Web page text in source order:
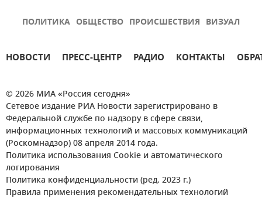
ПОЛИТИКА ОБЩЕСТВО ПРОИСШЕСТВИЯ ВИЗУАЛ
НОВОСТИ ПРЕСС-ЦЕНТР РАДИО КОНТАКТЫ
© 2026 МИА «Россия сегодня»
Сетевое издание РИА Новости зарегистрировано в
Федеральной службе по надзору в сфере связи,
информационных технологий и массовых коммуникаций
(Роскомнадзор) 08 апреля 2014 года.
Политика использования Cookie и автоматического
логирования
Политика конфиденциальности (ред. 2023 г.)
Правила применения рекомендательных технологий